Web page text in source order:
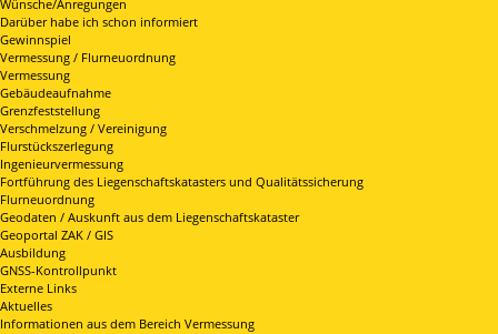
Wünsche/Anregungen
Darüber habe ich schon informiert
Gewinnspiel
Vermessung / Flurneuordnung
Vermessung
Gebäudeaufnahme
Grenzfeststellung
Verschmelzung / Vereinigung
Flurstückszerlegung
Ingenieurvermessung
Fortführung des Liegenschaftskatasters und Qualitätssicherung
Flurneuordnung
Geodaten / Auskunft aus dem Liegenschaftskataster
Geoportal ZAK / GIS
Ausbildung
GNSS-Kontrollpunkt
Externe Links
Aktuelles
Informationen aus dem Bereich Vermessung